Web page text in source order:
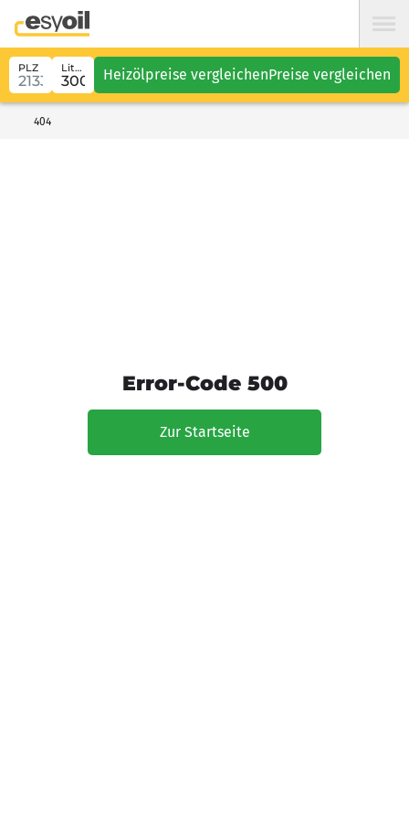
PLZ Liter Heizölpreise vergleichenPreise vergleichen
404
Error-Code 500
Zur Startseite